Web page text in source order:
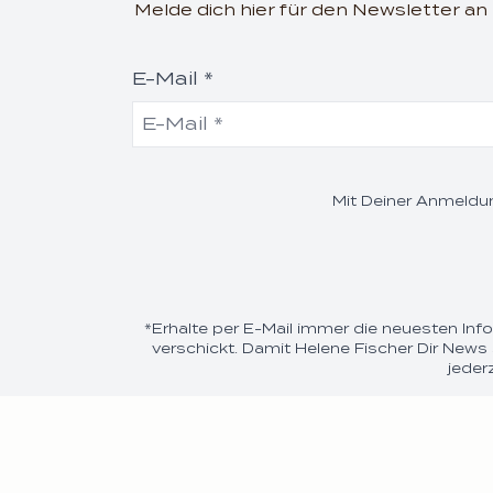
Melde dich hier für den Newsletter
E-Mail *
Mit Deiner
*Erhalte per E-Mail immer die neuesten
verschickt. Damit Helene Fischer Dir